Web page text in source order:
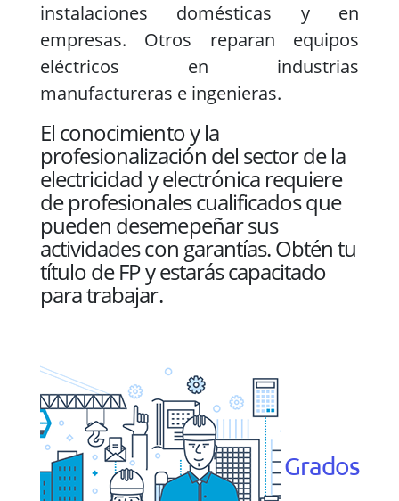
instalaciones domésticas y en
empresas. Otros reparan equipos
eléctricos en industrias
manufactureras e ingenieras.
El conocimiento y la
profesionalización del sector de la
electricidad y electrónica requiere
de profesionales cualificados que
pueden desemepeñar sus
actividades con garantías. Obtén tu
título de FP y estarás capacitado
para trabajar.
Grados